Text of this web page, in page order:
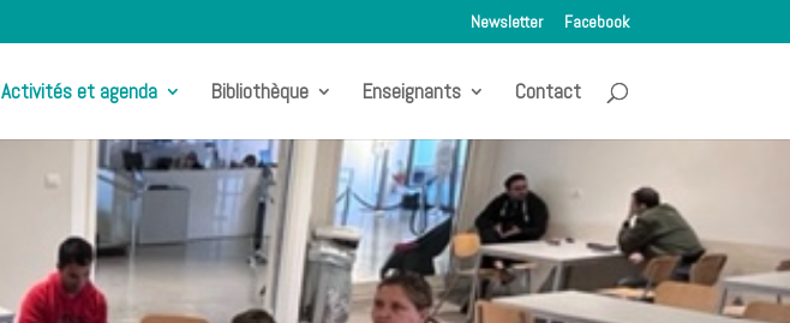
Newsletter Facebook
Activités et agenda Bibliothèque Enseignants Contact